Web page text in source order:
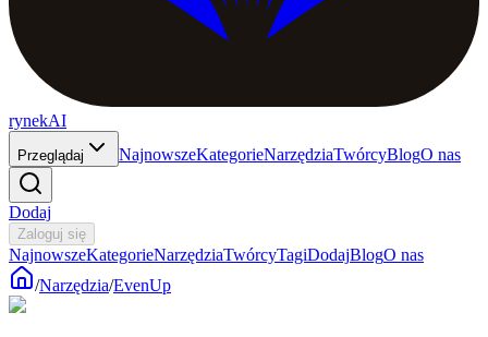
rynekAI
Przeglądaj NajnowszeKategorieNarzędziaTwórcyBlogO nas
Dodaj
Zaloguj się
NajnowszeKategorieNarzędziaTwórcyTagiDodajBlogO nas
/Narzędzia/EvenUp